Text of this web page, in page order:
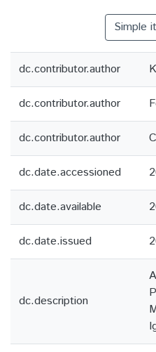
Simple
dc.contributor.author
dc.contributor.author
dc.contributor.author
dc.date.accessioned
dc.date.available
dc.date.issued
dc.description